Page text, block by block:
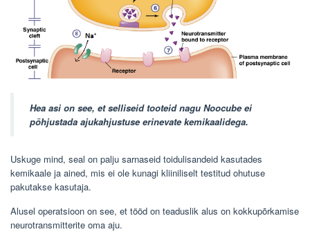
Hea asi on see, et selliseid tooteid nagu Noocube ei
põhjustada ajukahjustuse erinevate kemikaalidega.
Uskuge mind, seal on palju sarnaseid toidulisandeid kasutades
kemikaale ja ained, mis ei ole kunagi kliiniliselt testitud ohutuse
pakutakse kasutaja.
Alusel operatsioon on see, et tööd on teaduslik alus on kokkupõrkamise
neurotransmitterite oma aju.